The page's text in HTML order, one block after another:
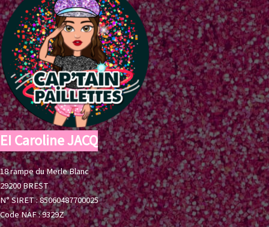
EI Caroline JACQ
18 rampe du Merle Blanc
29200 BREST
N° SIRET : 85060487700025
Code NAF : 9329Z